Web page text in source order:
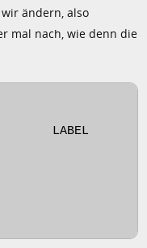
ändern, also
mal nach, wie denn die